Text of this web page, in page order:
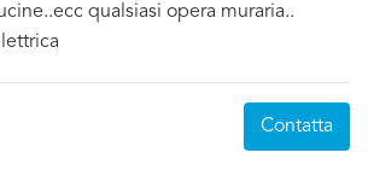
qualsiasi opera muraria..
Contatta